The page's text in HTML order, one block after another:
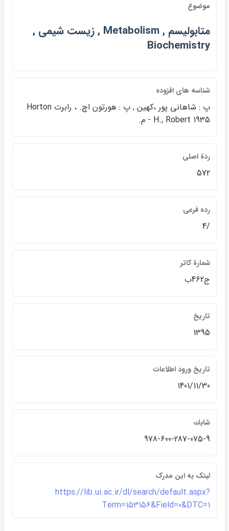
موضوع
متابوليسم , Metabolism , زيست شيمي ,
Biochemistry
شناسه هاي افزوده
پ : شاهاني پور ،كهين , پ : هورتون اچ. ، رابرت Horton
H., Robert 1935 - م.
ردة اصلي
572
رده فرعي
/4
شمارة كاتر
ج462ب
تاريخ
1395
تاريخ ورود اطلاعات
1401/11/30
شابك
978-600-287-075-9
لينک به اين مدرک
https://lib.ui.ac.ir/dl/search/default.aspx?
Term=153156&Field=0&DTC=1